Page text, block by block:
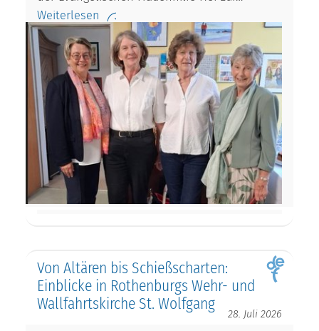
Weiterlesen
Von Altären bis Schießscharten:
Einblicke in Rothenburgs Wehr- und
Wallfahrtskirche St. Wolfgang
28. Juli 2026